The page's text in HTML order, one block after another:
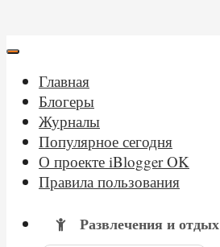
Главная
Блогеры
Журналы
Популярное сегодня
О проекте iBlogger OK
Правила пользования
Развлечения и отдых